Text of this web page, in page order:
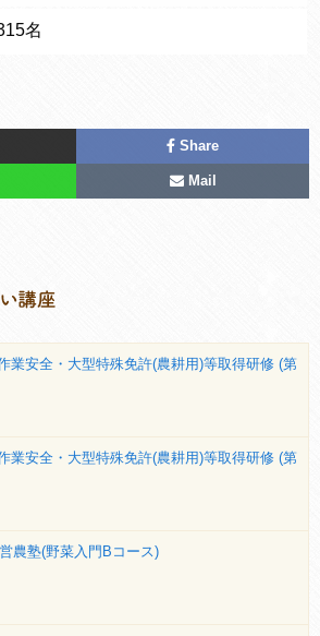
名
Share
Mail
業安全・大型特殊免許(農耕用)等取得研修 (第
業安全・大型特殊免許(農耕用)等取得研修 (第
農塾(野菜入門Bコース)